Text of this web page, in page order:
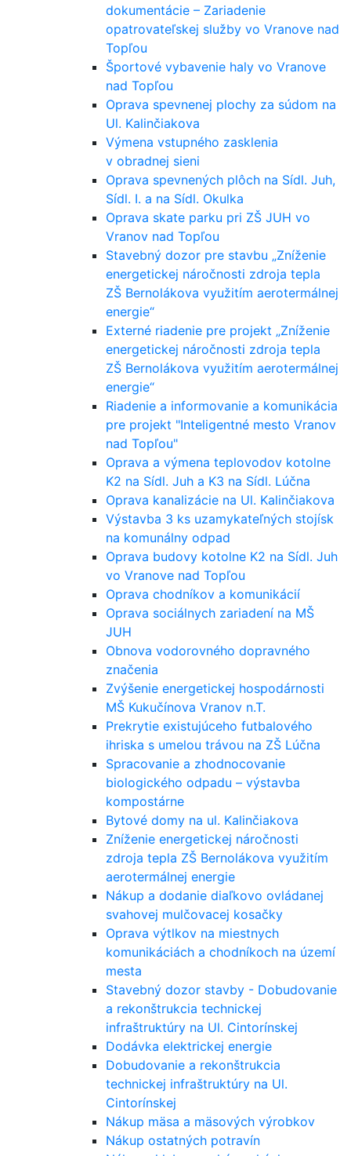
dokumentácie – Zariadenie
opatrovateľskej služby vo Vranove nad
Topľou
Športové vybavenie haly vo Vranove
nad Topľou
Oprava spevnenej plochy za súdom na
Ul. Kalinčiakova
Výmena vstupného zasklenia
v obradnej sieni
Oprava spevnených plôch na Sídl. Juh,
Sídl. I. a na Sídl. Okulka
Oprava skate parku pri ZŠ JUH vo
Vranov nad Topľou
Stavebný dozor pre stavbu „Zníženie
energetickej náročnosti zdroja tepla
ZŠ Bernolákova využitím aerotermálnej
energie“
Externé riadenie pre projekt „Zníženie
energetickej náročnosti zdroja tepla
ZŠ Bernolákova využitím aerotermálnej
energie“
Riadenie a informovanie a komunikácia
pre projekt "Inteligentné mesto Vranov
nad Topľou"
Oprava a výmena teplovodov kotolne
K2 na Sídl. Juh a K3 na Sídl. Lúčna
Oprava kanalizácie na Ul. Kalinčiakova
Výstavba 3 ks uzamykateľných stojísk
na komunálny odpad
Oprava budovy kotolne K2 na Sídl. Juh
vo Vranove nad Topľou
Oprava chodníkov a komunikácií
Oprava sociálnych zariadení na MŠ
JUH
Obnova vodorovného dopravného
značenia
Zvýšenie energetickej hospodárnosti
MŠ Kukučínova Vranov n.T.
Prekrytie existujúceho futbalového
ihriska s umelou trávou na ZŠ Lúčna
Spracovanie a zhodnocovanie
biologického odpadu – výstavba
kompostárne
Bytové domy na ul. Kalinčiakova
Zníženie energetickej náročnosti
zdroja tepla ZŠ Bernolákova využitím
aerotermálnej energie
Nákup a dodanie diaľkovo ovládanej
svahovej mulčovacej kosačky
Oprava výtlkov na miestnych
komunikáciách a chodníkoch na území
mesta
Stavebný dozor stavby - Dobudovanie
a rekonštrukcia technickej
infraštruktúry na Ul. Cintorínskej
Dodávka elektrickej energie
Dobudovanie a rekonštrukcia
technickej infraštruktúry na Ul.
Cintorínskej
Nákup mäsa a mäsových výrobkov
Nákup ostatných potravín